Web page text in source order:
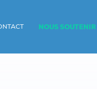
NOUS SOUTENIR